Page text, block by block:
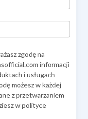
zgodę na
informacji
i usługach
możesz w każdej
z przetwarzaniem
wpolityce